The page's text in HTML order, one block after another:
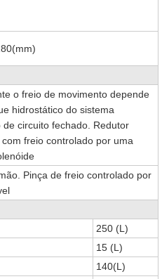
o freio de movimento depende
hidrostático do sistema
de circuito fechado. Redutor
freio controlado por uma
Pinça de freio controlado por
250 (L)
15 (L)
140(L)